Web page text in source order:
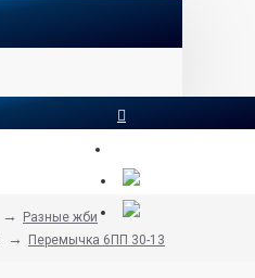
Разные жби
Перемычка 6ПП 30-13